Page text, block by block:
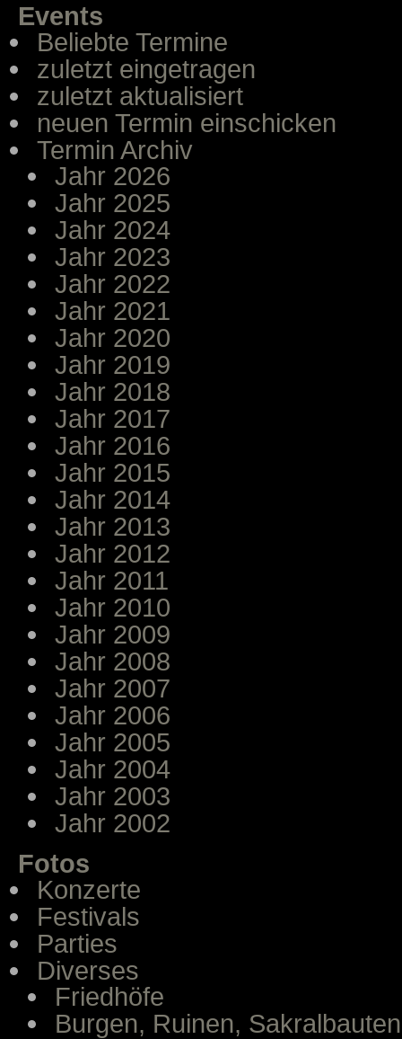
Events
Beliebte Termine
zuletzt eingetragen
zuletzt aktualisiert
neuen Termin einschicken
Termin Archiv
Jahr 2026
Jahr 2025
Jahr 2024
Jahr 2023
Jahr 2022
Jahr 2021
Jahr 2020
Jahr 2019
Jahr 2018
Jahr 2017
Jahr 2016
Jahr 2015
Jahr 2014
Jahr 2013
Jahr 2012
Jahr 2011
Jahr 2010
Jahr 2009
Jahr 2008
Jahr 2007
Jahr 2006
Jahr 2005
Jahr 2004
Jahr 2003
Jahr 2002
Fotos
Konzerte
Festivals
Parties
Diverses
Friedhöfe
Burgen, Ruinen, Sakralbauten